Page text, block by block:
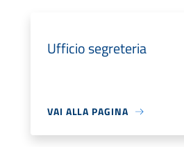
Ufficio segreteria
VAI ALLA PAGINA